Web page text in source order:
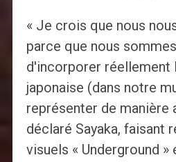
« Je crois que nous
parce que nous
d'incorporer réellement
japonaise (dans notre
représenter de manière
déclaré Sayaka, faisant
visuels « Underground »